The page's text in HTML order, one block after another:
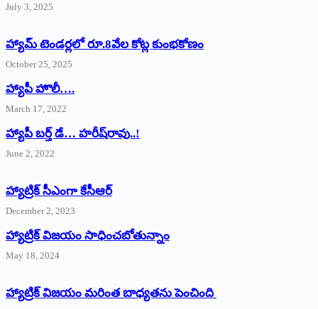
July 3, 2025
హ్యామ్‌ ‌టెండర్లలో రూ.8వేల కోట్ల కుంభకోణం
October 25, 2025
హ్యాపీ హొలీ….
March 17, 2022
హ్యాపీ బర్త్ ‌డే… హరీష్‌రావు..!
June 2, 2022
హ్యాట్రిక్‌ ‌సీఎంగా కేసీఆర్‌
December 2, 2023
హ్యాట్రిక్‌ విజయం సాధించబోతున్నాం
May 18, 2024
హ్యాట్రిక్ విజయం మరింత బాధ్యతను పెంచింది